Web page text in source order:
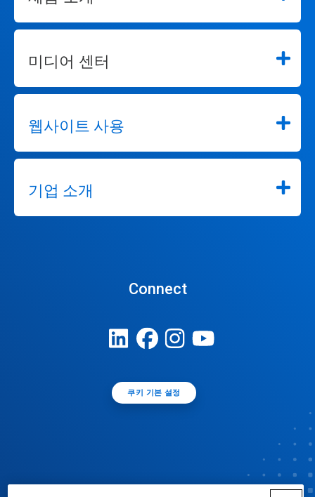
미디어 센터
웹사이트 사용
기업 소개
Connect
쿠키 기본 설정